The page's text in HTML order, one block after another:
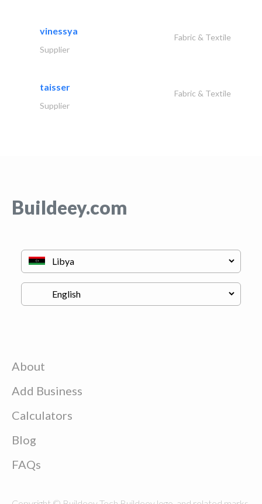
vinessya
Fabric & Textile
Supplier
taisser
Fabric & Textile
Supplier
Buildeey.com
About
Add Business
Calculators
Blog
FAQs